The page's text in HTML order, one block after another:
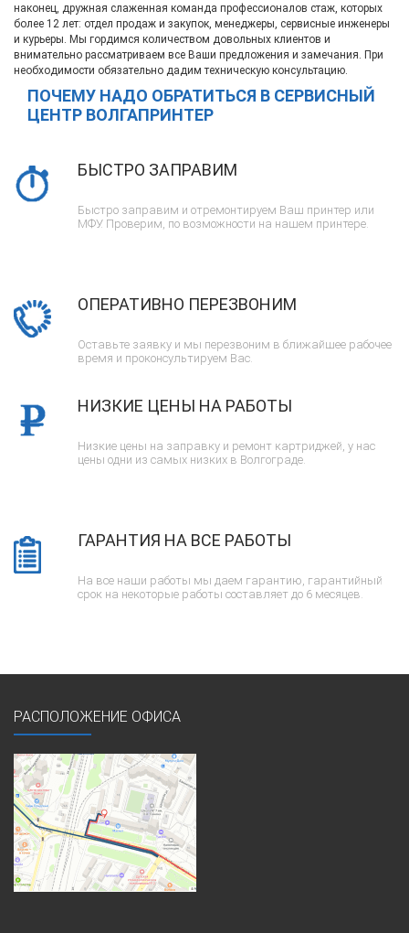
наконец, дружная слаженная команда профессионалов стаж, которых
более 12 лет: отдел продаж и закупок, менеджеры, сервисные инженеры
и курьеры. Мы гордимся количеством довольных клиентов и
внимательно рассматриваем все Ваши предложения и замечания. При
необходимости обязательно дадим техническую консультацию.
ПОЧЕМУ НАДО ОБРАТИТЬСЯ В СЕРВИСНЫЙ
ЦЕНТР ВОЛГАПРИНТЕР
БЫСТРО ЗАПРАВИМ
Быстро заправим и отремонтируем Ваш принтер или
МФУ. Проверим, по возможности на нашем принтере.
ОПЕРАТИВНО ПЕРЕЗВОНИМ
Оставьте заявку и мы перезвоним в ближайшее рабочее
время и проконсультируем Вас.
НИЗКИЕ ЦЕНЫ НА РАБОТЫ
Низкие цены на заправку и ремонт картриджей, у нас
цены одни из самых низких в Волгограде.
ГАРАНТИЯ НА ВСЕ РАБОТЫ
На все наши работы мы даем гарантию, гарантийный
срок на некоторые работы составляет до 6 месяцев.
РАСПОЛОЖЕНИЕ ОФИСА